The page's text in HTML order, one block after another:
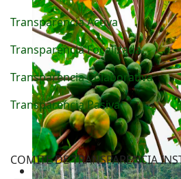
Transparencia Activa
Transparencia Focalizada
Transparencia Colaborativa
Transparencia Pasiva
COMITE DE TRANSPARENCIA